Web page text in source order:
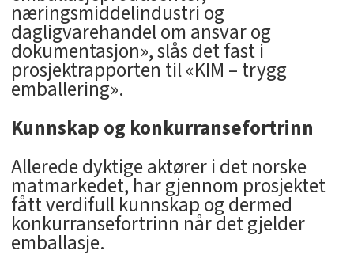
næringsmiddelindustri og
dagligvarehandel om ansvar og
dokumentasjon», slås det fast i
prosjektrapporten til «KIM – trygg
emballering».
Kunnskap og konkurransefortrinn
Allerede dyktige aktører i det norske
matmarkedet, har gjennom prosjektet
fått verdifull kunnskap og dermed
konkurransefortrinn når det gjelder
emballasje.